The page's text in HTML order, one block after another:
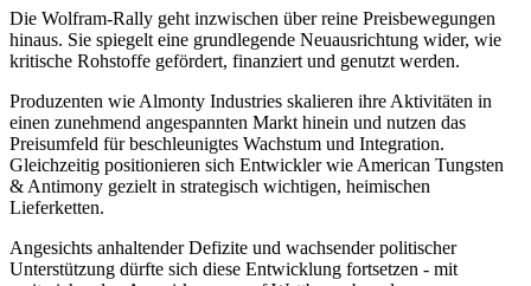
Die Wolfram-Rally geht inzwischen über reine Preisbewegungen
hinaus. Sie spiegelt eine grundlegende Neuausrichtung wider, wie
kritische Rohstoffe gefördert, finanziert und genutzt werden.
Produzenten wie Almonty Industries skalieren ihre Aktivitäten in
einen zunehmend angespannten Markt hinein und nutzen das
Preisumfeld für beschleunigtes Wachstum und Integration.
Gleichzeitig positionieren sich Entwickler wie American Tungsten
& Antimony gezielt in strategisch wichtigen, heimischen
Lieferketten.
Angesichts anhaltender Defizite und wachsender politischer
Unterstützung dürfte sich diese Entwicklung fortsetzen - mit